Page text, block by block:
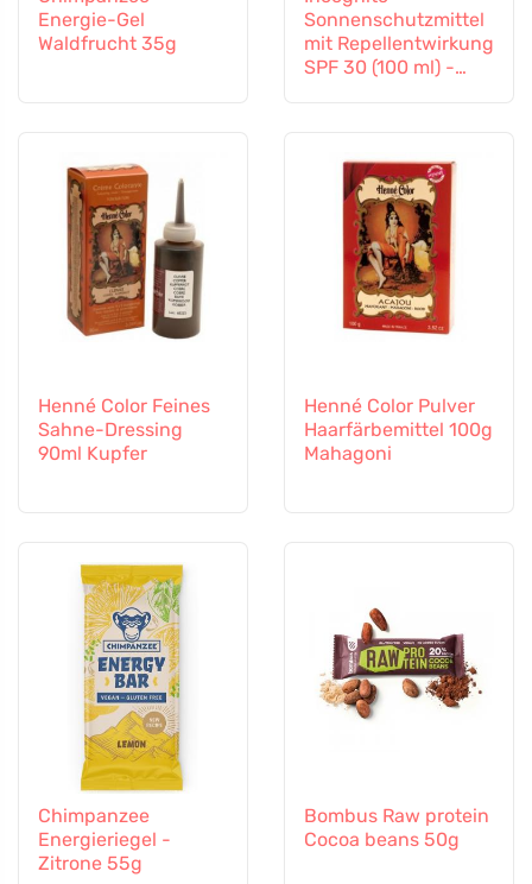
Energie-Gel
Waldfrucht 35g
Sonnenschutzmittel
mit Repellentwirkung
SPF 30 (100 ml) -
Henné Color Feines
Sahne-Dressing
90ml Kupfer
Henné Color Pulver
Haarfärbemittel 100g
Mahagoni
Chimpanzee
Energieriegel -
Zitrone 55g
Bombus Raw protein
Cocoa beans 50g